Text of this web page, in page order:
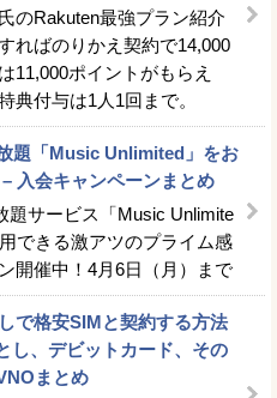
のRakuten最強プラン紹介
ればのりかえ契約で14,000
11,000ポイントがもらえ
典付与は1人1回まで。
題「Music Unlimited」をお
入会キャンペーンまとめ
題サービス「Music Unlimite
できる激アツのプライム感
開催中！4月6日（月）まで
で格安SIMと契約する方法
し、デビットカード、その
まとめ